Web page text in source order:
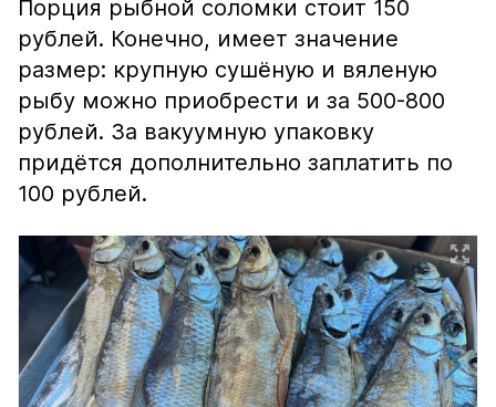
Порция рыбной соломки стоит 150
рублей. Конечно, имеет значение
размер: крупную сушёную и вяленую
рыбу можно приобрести и за 500-800
рублей. За вакуумную упаковку
придётся дополнительно заплатить по
100 рублей.